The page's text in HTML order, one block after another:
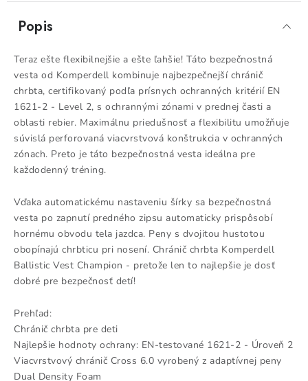
Popis
Teraz ešte flexibilnejšie a ešte ľahšie! Táto bezpečnostná
vesta od Komperdell kombinuje najbezpečnejší chránič
chrbta, certifikovaný podľa prísnych ochranných kritérií EN
1621-2 - Level 2, s ochrannými zónami v prednej časti a
oblasti rebier. Maximálnu priedušnosť a flexibilitu umožňuje
súvislá perforovaná viacvrstvová konštrukcia v ochranných
zónach. Preto je táto bezpečnostná vesta ideálna pre
každodenný tréning.
Vďaka automatickému nastaveniu šírky sa bezpečnostná
vesta po zapnutí predného zipsu automaticky prispôsobí
hornému obvodu tela jazdca. Peny s dvojitou hustotou
obopínajú chrbticu pri nosení. Chránič chrbta Komperdell
Ballistic Vest Champion - pretože len to najlepšie je dosť
dobré pre bezpečnosť detí!
Prehľad:
Chránič chrbta pre deti
Najlepšie hodnoty ochrany: EN-testované 1621-2 - Úroveň 2
Viacvrstvový chránič Cross 6.0 vyrobený z adaptívnej peny
Dual Density Foam